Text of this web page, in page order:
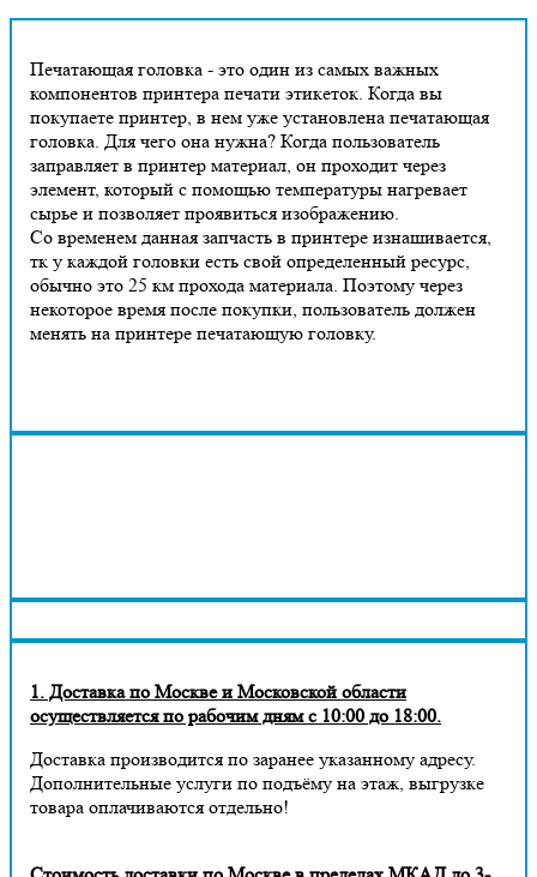
Печатающая головка - это один из самых важных
компонентов принтера печати этикеток. Когда вы
покупаете принтер, в нем уже установлена печатающая
головка. Для чего она нужна? Когда пользователь
заправляет в принтер материал, он проходит через
элемент, который с помощью температуры нагревает
сырье и позволяет проявиться изображению.
Со временем данная запчасть в принтере изнашивается,
тк у каждой головки есть свой определенный ресурс,
обычно это 25 км прохода материала. Поэтому через
некоторое время после покупки, пользователь должен
менять на принтере печатающую головку.
1. Доставка по Москве и Московской области
осуществляется по рабочим дням с 10:00 до 18:00.
Доставка производится по заранее указанному адресу.
Дополнительные услуги по подъёму на этаж, выгрузке
товара оплачиваются отдельно!